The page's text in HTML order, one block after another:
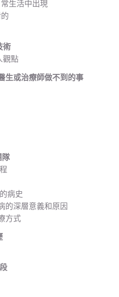
常生活中出現
的
術
觀點
生或治療師做不到的事
隊
程
的病史
的深層意義和原因
方式
段